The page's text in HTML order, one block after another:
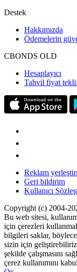
Destek
Hakkımızda
Ödemelerin
CBONDS OLD
Hesaplayıcı
Tahvil fiyat
Reklam
Geri bildirim
Kullanıcı
Copyright (c) 2004-
Bu web sitesi,
için çerezleri
bilgileri saklar,
sizin için
şekilde çalışmasını
çerez kullanımını